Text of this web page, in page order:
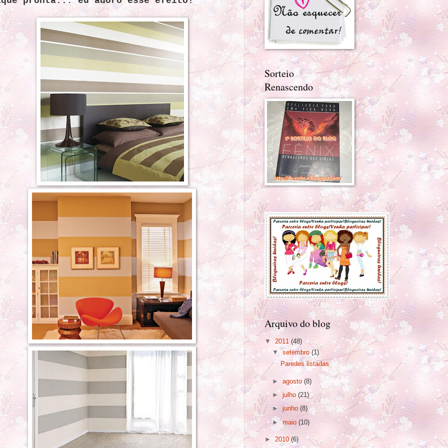
Sorteio
Renascendo
Arquivo do blog
▼ 2011 (48)
▼setembro(1)
Paredes listadas
►agosto(8)
►julho(21)
►junho(8)
►maio(10)
► 2010 (6)